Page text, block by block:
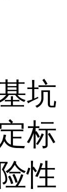
坑
标
性